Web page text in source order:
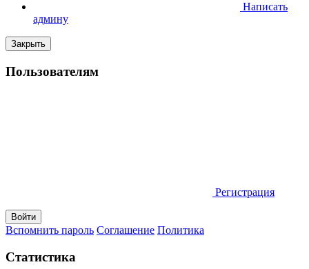
Написать
админу
Закрыть
Пользователям
Регистрация
Вспомнить пароль Соглашение Политика
Статистика